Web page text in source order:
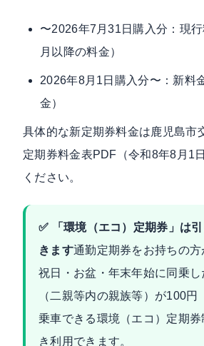
〜2026年7月31日購入分：現
月以降の料金）
2026年8月1日購入分〜：新料
金）
具体的な新定期券料金は鹿児島市
定期券料金表PDF（令和8年8月1日
ください。
✅ 「環境（エコ）定期券」は
きます通勤定期券をお持ちの方
祝日・お盆・年末年始に同乗
（二親等内の親族等）が100円
乗車できる環境（エコ）定期
き利用できます。